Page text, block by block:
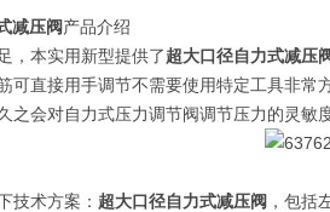
减压阀产品介绍
，本实用新型提供了超大口径自力式减压
可直接用手调节不需要使用特定工具非
之会对自力式压力调节阀调节压力的灵敏
技术方案： 超大口径自力式减压阀 ，包括